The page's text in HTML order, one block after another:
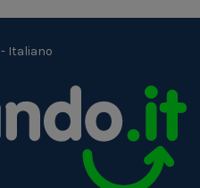
- Italiano